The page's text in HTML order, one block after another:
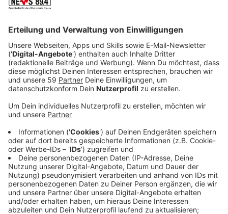
Doch der Geburtstag beginnt so bitter wie jeder
andere Tag in ihrem Leben. Und ausgerechnet heute
hat ihr Sohn Viktor (Tom Schilling) ein großes Solo-
Klavierkonzert, bei dem er eine eigene Komposition
spielen wird. Doch seine Mutter hat Viktor nicht
eingeladen, dafür aber seinen Vater Paul (Rainer Bock)
und dessen neue Lebensgefährtin. Doch so leicht
lässt sich Lara nicht entmutigen: Sie hat sich die
letzten verfügbaren Konzertkarten gesichert und
verteilt diese ganz nach ihrem Geschmack, um sich
damit selbst ein Geburtstagsgeschenk zu machen.
Doch dann kommt alles anders als geplant und der
Tag nimmt eine unerwartete Wendung…